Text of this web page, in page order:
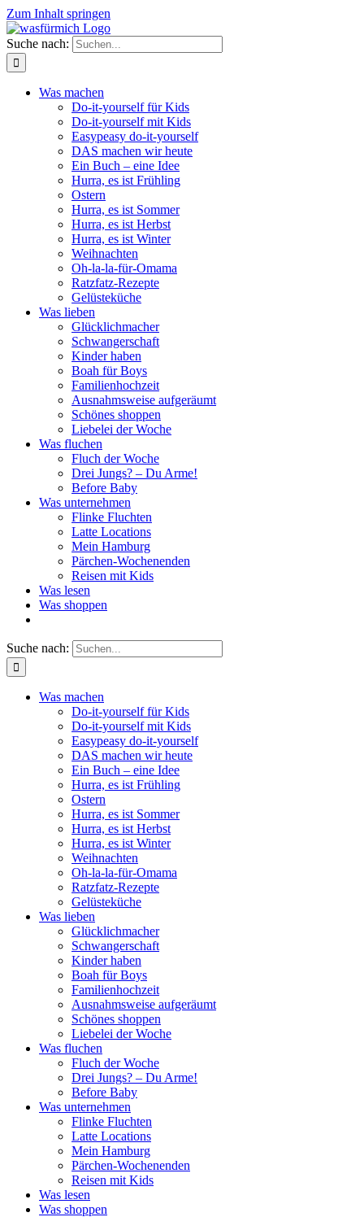
Zum Inhalt springen
Suche nach:
Was machen
Do-it-yourself für Kids
Do-it-yourself mit Kids
Easypeasy do-it-yourself
DAS machen wir heute
Ein Buch – eine Idee
Hurra, es ist Frühling
Ostern
Hurra, es ist Sommer
Hurra, es ist Herbst
Hurra, es ist Winter
Weihnachten
Oh-la-la-für-Omama
Ratzfatz-Rezepte
Gelüsteküche
Was lieben
Glücklichmacher
Schwangerschaft
Kinder haben
Boah für Boys
Familienhochzeit
Ausnahmsweise aufgeräumt
Schönes shoppen
Liebelei der Woche
Was fluchen
Fluch der Woche
Drei Jungs? – Du Arme!
Before Baby
Was unternehmen
Flinke Fluchten
Latte Locations
Mein Hamburg
Pärchen-Wochenenden
Reisen mit Kids
Was lesen
Was shoppen
Suche nach:
Was machen
Do-it-yourself für Kids
Do-it-yourself mit Kids
Easypeasy do-it-yourself
DAS machen wir heute
Ein Buch – eine Idee
Hurra, es ist Frühling
Ostern
Hurra, es ist Sommer
Hurra, es ist Herbst
Hurra, es ist Winter
Weihnachten
Oh-la-la-für-Omama
Ratzfatz-Rezepte
Gelüsteküche
Was lieben
Glücklichmacher
Schwangerschaft
Kinder haben
Boah für Boys
Familienhochzeit
Ausnahmsweise aufgeräumt
Schönes shoppen
Liebelei der Woche
Was fluchen
Fluch der Woche
Drei Jungs? – Du Arme!
Before Baby
Was unternehmen
Flinke Fluchten
Latte Locations
Mein Hamburg
Pärchen-Wochenenden
Reisen mit Kids
Was lesen
Was shoppen